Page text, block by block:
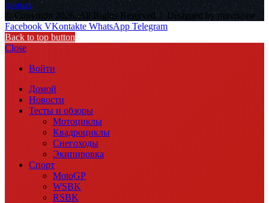
данных
© Copyright 2026, All Rights Reserved |
Designed by muvikone
Facebook VKontakte WhatsApp Telegram
Back to top button
Close
Войти
Домой
Новости
Тесты и обзоры
Мотоциклы
Квадроциклы
Снегоходы
Экипировка
Спорт
MotoGP
WSBK
RSBK